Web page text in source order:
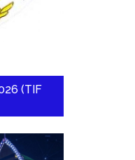
(TIF